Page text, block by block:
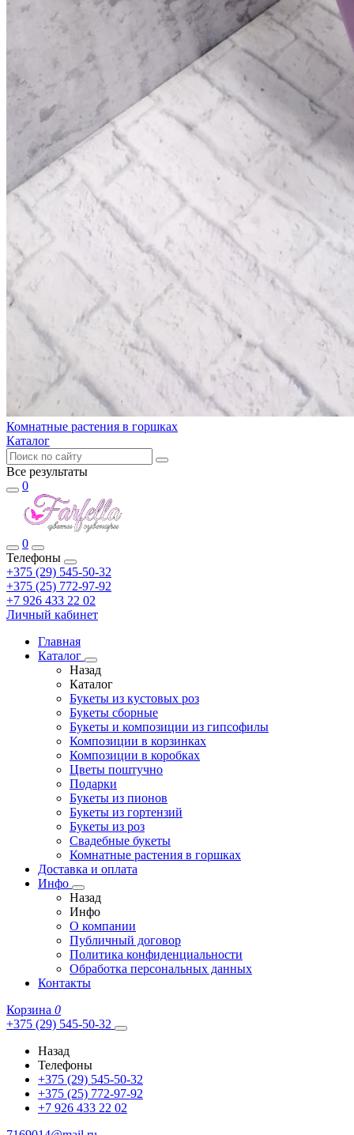
Комнатные растения в горшках
Каталог
Все результаты
0
0
Телефоны
+375 (29) 545-50-32
+375 (25) 772-97-92
+7 926 433 22 02
Личный кабинет
Главная
Каталог
Назад
Каталог
Букеты из кустовых роз
Букеты сборные
Букеты и композиции из гипсофилы
Композиции в корзинках
Композиции в коробках
Цветы поштучно
Подарки
Букеты из пионов
Букеты из гортензий
Букеты из роз
Свадебные букеты
Комнатные растения в горшках
Доставка и оплата
Инфо
Назад
Инфо
О компании
Публичный договор
Политика конфиденциальности
Обработка персональных данных
Контакты
Корзина 0
+375 (29) 545-50-32
Назад
Телефоны
+375 (29) 545-50-32
+375 (25) 772-97-92
+7 926 433 22 02